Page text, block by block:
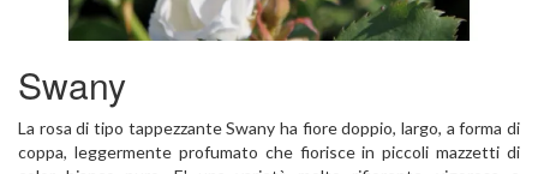
Swany
La rosa di tipo tappezzante Swany ha fiore doppio, largo, a forma di
coppa, leggermente profumato che fiorisce in piccoli mazzetti di